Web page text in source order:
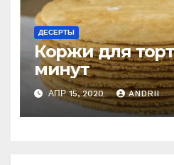
ДЕСЕРТЫ
Коржи для
минут
АПР 15, 2020 ANDRII